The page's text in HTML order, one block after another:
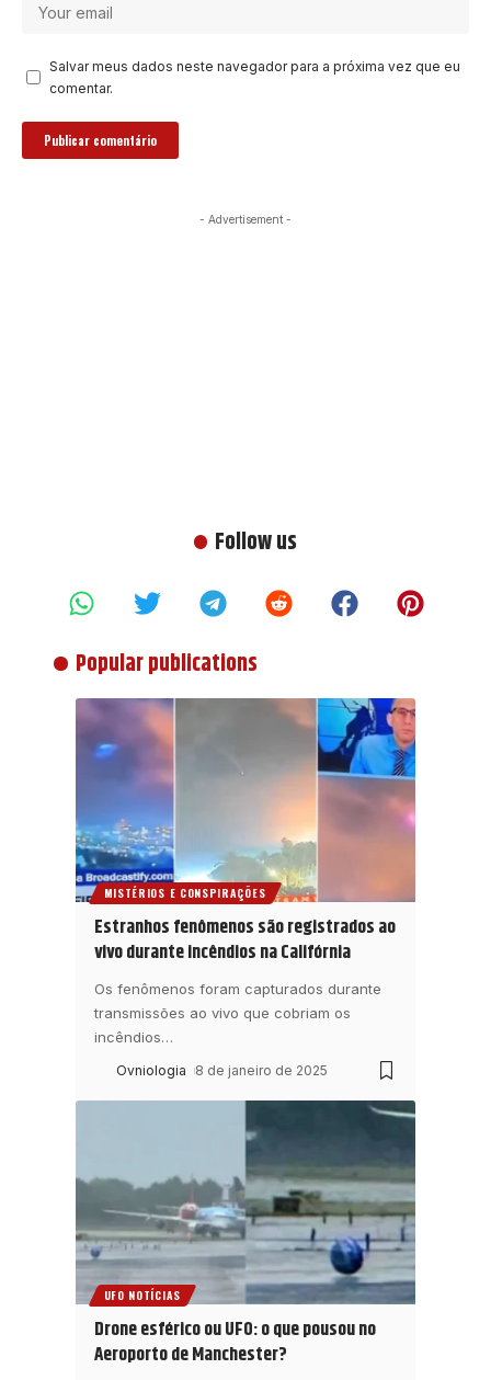
Salvar meus dados neste navegador para a próxima vez que eu
comentar.
- Advertisement -
Follow us
Popular publications
MISTÉRIOS E CONSPIRAÇÕES
Estranhos fenômenos são registrados ao
vivo durante incêndios na Califórnia
Os fenômenos foram capturados durante
transmissões ao vivo que cobriam os
incêndios…
Ovniologia 8 de janeiro de 2025
UFO NOTÍCIAS
Drone esférico ou UFO: o que pousou no
Aeroporto de Manchester?